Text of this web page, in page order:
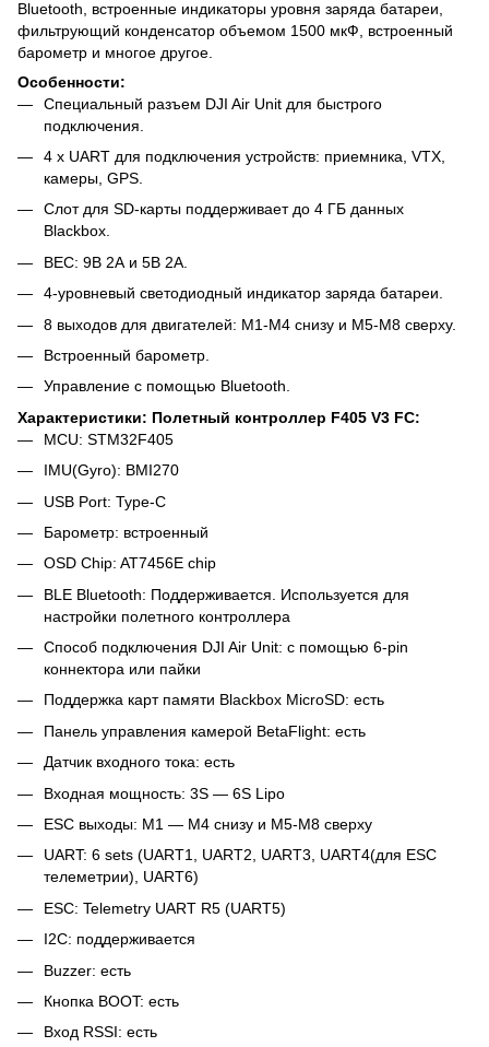
Bluetooth, встроенные индикаторы уровня заряда батареи,
фильтрующий конденсатор объемом 1500 мкФ, встроенный
барометр и многое другое.
Особенности:
Специальный разъем DJI Air Unit для быстрого
подключения.
4 x UART для подключения устройств: приемника, VTX,
камеры, GPS.
Слот для SD-карты поддерживает до 4 ГБ данных
Blackbox.
BEC: 9В 2А и 5В 2А.
4-уровневый светодиодный индикатор заряда батареи.
8 выходов для двигателей: M1-M4 снизу и M5-M8 сверху.
Встроенный барометр.
Управление с помощью Bluetooth.
Характеристики: Полетный контроллер F405 V3 FC:
MCU: STM32F405
IMU(Gyro): BMI270
USB Port: Type-C
Барометр: встроенный
OSD Chip: AT7456E chip
BLE Bluetooth: Поддерживается. Используется для
настройки полетного контроллера
Способ подключения DJI Air Unit: с помощью 6-pin
коннектора или пайки
Поддержка карт памяти Blackbox MicroSD: есть
Панель управления камерой BetaFlight: есть
Датчик входного тока: есть
Входная мощность: 3S — 6S Lipo
ESC выходы: M1 — M4 снизу и M5-M8 сверху
UART: 6 sets (UART1, UART2, UART3, UART4(для ESC
телеметрии), UART6)
ESC: Telemetry UART R5 (UART5)
I2C: поддерживается
Buzzer: есть
Кнопка BOOT: есть
Вход RSSI: есть